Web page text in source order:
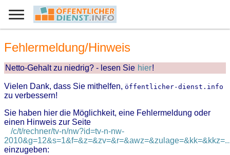
Fehlermeldung/Hinweis
Netto-Gehalt zu niedrig? - lesen Sie hier!
Vielen Dank, dass Sie mithelfen, öffentlicher-dienst.info
zu verbessern!
Sie haben hier die Möglichkeit, eine Fehlermeldung oder
einen Hinweis zur Seite
/c/t/rechner/tv-n/nw?id=tv-n-nw-
einzugeben: